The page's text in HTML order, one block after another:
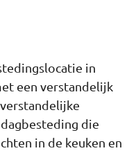
in
een verstandelijk
die
in de keuken en